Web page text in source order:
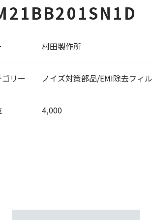
村田製作所
リー ノイズ対策部品/EMI除去フィ
4,000